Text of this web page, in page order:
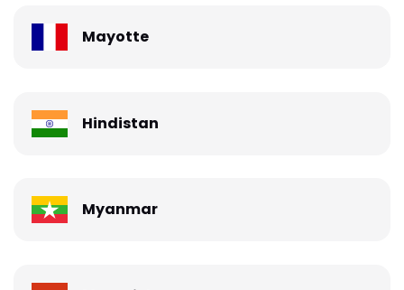
Mayotte
Hindistan
Myanmar